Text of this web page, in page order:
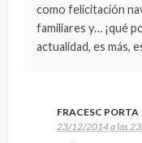
como felicitación
familiares y… ¡qué
actualidad, es más,
FRACESC PORTA
23/12/2014 a las